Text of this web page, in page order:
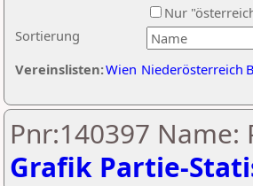
Sortierung
Nur
Vereinslisten:Wien Niederösterreich
Pnr:140397 Name:
Grafik Partie-